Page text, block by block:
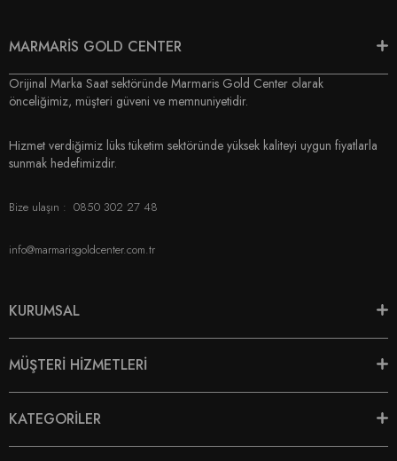
MARMARİS GOLD CENTER
Orijinal Marka Saat sektöründe Marmaris Gold Center olarak
önceliğimiz, müşteri güveni ve memnuniyetidir.
Hizmet verdiğimiz lüks tüketim sektöründe yüksek kaliteyi uygun fiyatlarla
sunmak hedefimizdir.
Bize ulaşın : 0850 302 27 48
info@marmarisgoldcenter.com.tr
KURUMSAL
MÜŞTERİ HİZMETLERİ
KATEGORİLER